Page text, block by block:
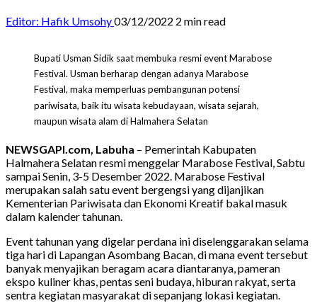
Editor: Hafik Umsohy03/12/2022 2 min read
Bupati Usman Sidik saat membuka resmi event Marabose
Festival. Usman berharap dengan adanya Marabose
Festival, maka memperluas pembangunan potensi
pariwisata, baik itu wisata kebudayaan, wisata sejarah,
maupun wisata alam di Halmahera Selatan
NEWSGAPI.com, Labuha – Pemerintah Kabupaten
Halmahera Selatan resmi menggelar Marabose Festival, Sabtu
sampai Senin, 3-5 Desember 2022. Marabose Festival
merupakan salah satu event bergengsi yang dijanjikan
Kementerian Pariwisata dan Ekonomi Kreatif bakal masuk
dalam kalender tahunan.
Event tahunan yang digelar perdana ini diselenggarakan selama
tiga hari di Lapangan Asombang Bacan, di mana event tersebut
banyak menyajikan beragam acara diantaranya, pameran
ekspo kuliner khas, pentas seni budaya, hiburan rakyat, serta
sentra kegiatan masyarakat di sepanjang lokasi kegiatan.